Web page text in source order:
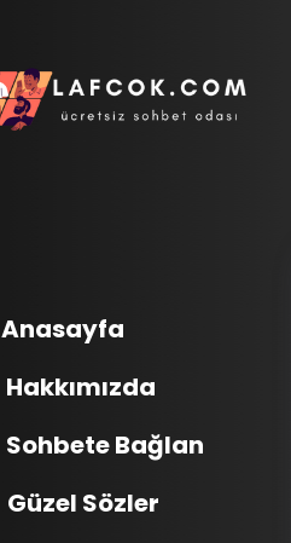
Anasayfa
Hakkımızda
Sohbete Bağlan
Güzel Sözler